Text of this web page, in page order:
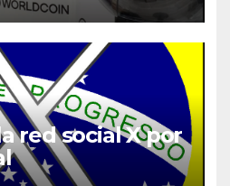
red social X por